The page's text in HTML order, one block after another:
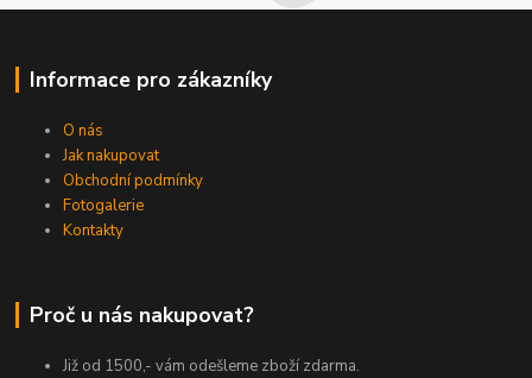
Informace pro zákazníky
O nás
Jak nakupovat
Obchodní podmínky
Fotogalerie
Kontakty
Proč u nás nakupovat?
Již od 1500,- vám odešleme zboží zdarma.